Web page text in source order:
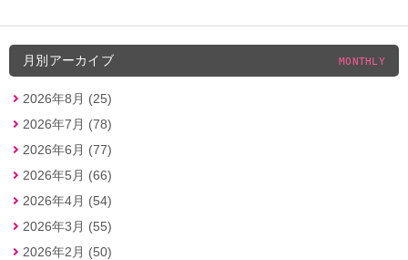
月別アーカイブ MONTHLY
2026年8月 (25)
2026年7月 (78)
2026年6月 (77)
2026年5月 (66)
2026年4月 (54)
2026年3月 (55)
2026年2月 (50)